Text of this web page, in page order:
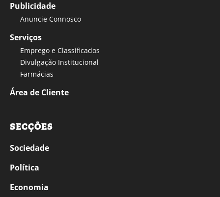
Publicidade
Anuncie Connosco
Serviços
Emprego e Classificados
Divulgação Institucional
Farmácias
Área de Cliente
SECÇÕES
Sociedade
Política
Economia